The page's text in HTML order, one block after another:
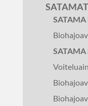
SATAMAT
SATAMA
SATAMA